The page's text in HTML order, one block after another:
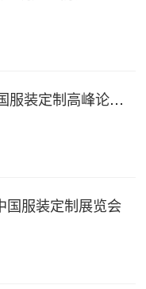
“第三届中国服装定制高峰论坛”即将启幕​！
国服装定制展览会